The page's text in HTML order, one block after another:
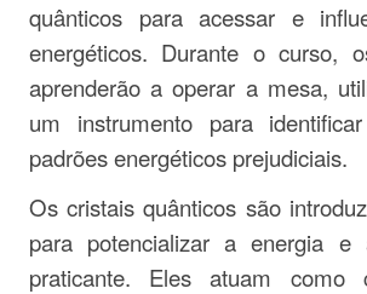
quânticos para acessar e
energéticos. Durante o curso,
aprenderão a operar a mesa,
um instrumento para
padrões energéticos prejudiciais.
Os cristais quânticos são
para potencializar a energia e
praticante. Eles atuam como